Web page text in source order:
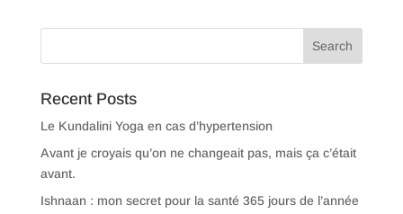
Recent Posts
Le Kundalini Yoga en cas d’hypertension
Avant je croyais qu’on ne changeait pas, mais ça c’était
avant.
Ishnaan : mon secret pour la santé 365 jours de l’année